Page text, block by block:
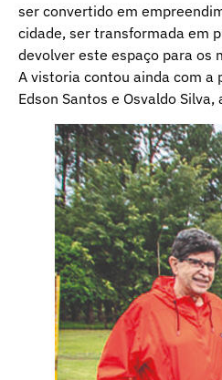
ser convertido em
cidade, ser transformada em
devolver este espaço para os
A vistoria contou ainda com a
Edson Santos e Osvaldo